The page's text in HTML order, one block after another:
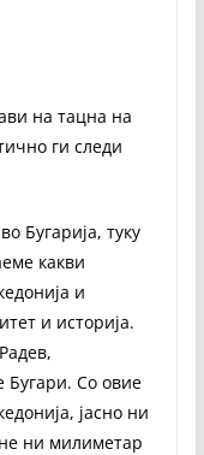
на тацна на
ги следи
Бугарија, туку
какви
и
и историја.
Бугари. Со овие
јасно ни
ни милиметар